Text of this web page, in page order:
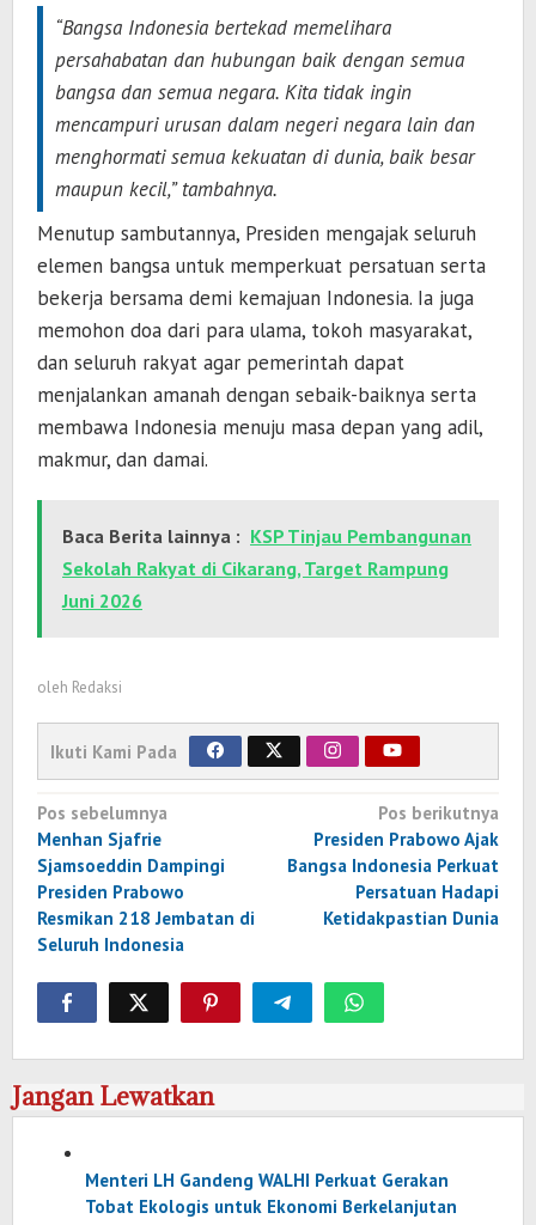
“Bangsa Indonesia bertekad memelihara
persahabatan dan hubungan baik dengan semua
bangsa dan semua negara. Kita tidak ingin
mencampuri urusan dalam negeri negara lain dan
menghormati semua kekuatan di dunia, baik besar
maupun kecil,” tambahnya.
Menutup sambutannya, Presiden mengajak seluruh
elemen bangsa untuk memperkuat persatuan serta
bekerja bersama demi kemajuan Indonesia. Ia juga
memohon doa dari para ulama, tokoh masyarakat,
dan seluruh rakyat agar pemerintah dapat
menjalankan amanah dengan sebaik-baiknya serta
membawa Indonesia menuju masa depan yang adil,
makmur, dan damai.
Baca Berita lainnya : KSP Tinjau Pembangunan
Sekolah Rakyat di Cikarang, Target Rampung
Juni 2026
oleh Redaksi
Ikuti Kami Pada
Navigasi
pos
Pos sebelumnya
Menhan Sjafrie
Sjamsoeddin Dampingi
Presiden Prabowo
Resmikan 218 Jembatan di
Seluruh Indonesia
Pos berikutnya
Presiden Prabowo Ajak
Bangsa Indonesia Perkuat
Persatuan Hadapi
Ketidakpastian Dunia
Jangan Lewatkan
Menteri LH Gandeng WALHI Perkuat Gerakan
Tobat Ekologis untuk Ekonomi Berkelanjutan